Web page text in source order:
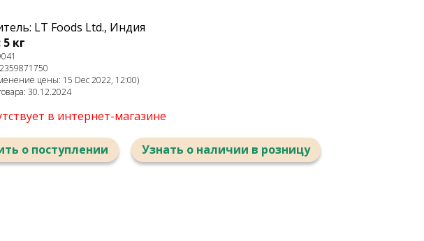
LT Foods Ltd., Индия
кг
цены: 15 Dec 2022, 12:00)
30.12.2024
в интернет-магазине
о поступлении Узнать о наличии в розницу